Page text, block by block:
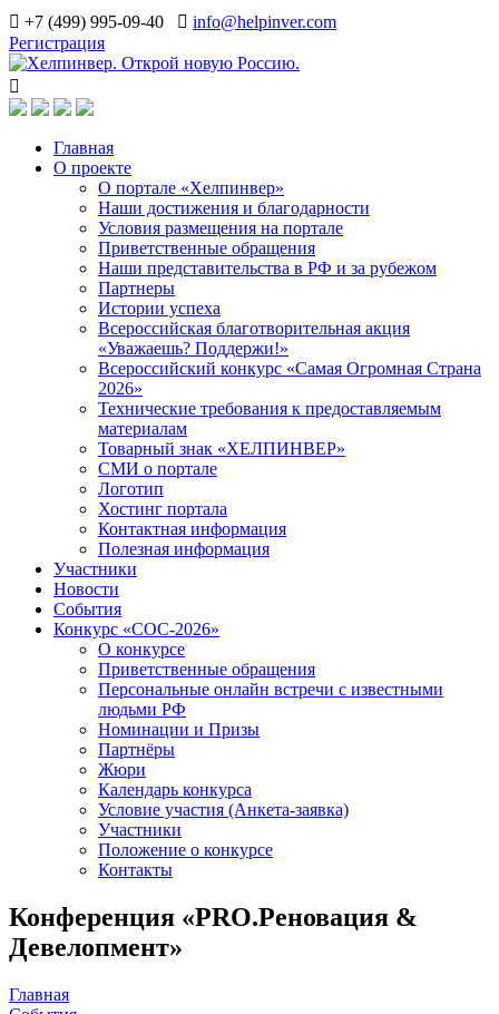
+7 (499) 995-09-40
info@helpinver.com
Регистрация
Главная
О проекте
О портале «Хелпинвер»
Наши достижения и благодарности
Условия размещения на портале
Приветственные обращения
Наши представительства в РФ и за рубежом
Партнеры
Истории успеха
Всероссийская благотворительная акция
«Уважаешь? Поддержи!»
Всероссийский конкурс «Самая Огромная Страна
2026»
Технические требования к предоставляемым
материалам
Товарный знак «ХЕЛПИНВЕР»
СМИ о портале
Логотип
Хостинг портала
Контактная информация
Полезная информация
Участники
Новости
События
Конкурс «СОС-2026»
О конкурсе
Приветственные обращения
Персональные онлайн встречи с известными
людьми РФ
Номинации и Призы
Партнёры
Жюри
Календарь конкурса
Условие участия (Анкета-заявка)
Участники
Положение о конкурсе
Контакты
Конференция «PRO.Реновация &
Девелопмент»
Главная